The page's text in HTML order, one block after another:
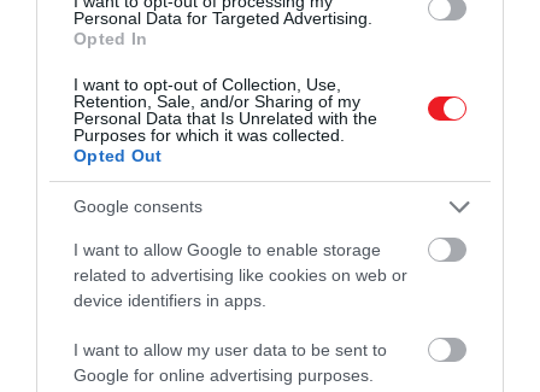
Personal Data for Targeted Advertising.
Opted In
I want to opt-out of Collection, Use,
Retention, Sale, and/or Sharing of my
Personal Data that Is Unrelated with the
Purposes for which it was collected.
Opted Out
Google consents
I want to allow Google to enable storage
related to advertising like cookies on web or
device identifiers in apps.
I want to allow my user data to be sent to
Google for online advertising purposes.
reggel érdemes, amikor a kinti levegő már
hűvösebb.